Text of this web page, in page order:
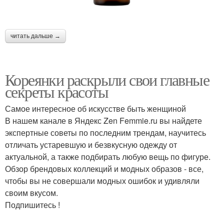
читать дальше →
Кореянки раскрыли свои главные
секреты красоты
Самое интересное об искусстве быть женщиной
В нашем канале в Яндекс Zen Femmie.ru вы найдете
экспертные советы по последним трендам, научитесь
отличать устаревшую и безвкусную одежду от
актуальной, а также подбирать любую вещь по фигуре.
Обзор брендовых коллекций и модных образов - все,
чтобы вы не совершали модных ошибок и удивляли
своим вкусом.
Подпишитесь !